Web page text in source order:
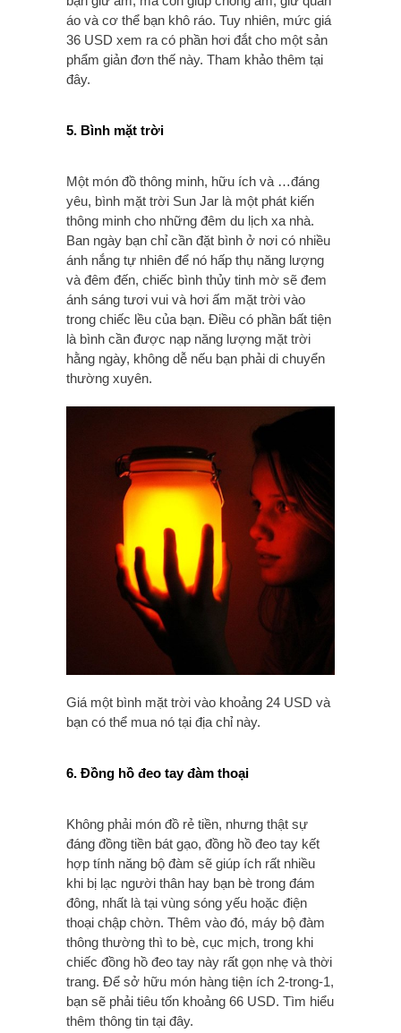
áo và cơ thể bạn khô ráo. Tuy nhiên, mức giá
36 USD xem ra có phần hơi đắt cho một sản
phẩm giản đơn thế này. Tham khảo thêm tại
đây.
5. Bình mặt trời
Một món đồ thông minh, hữu ích và …đáng
yêu, bình mặt trời Sun Jar là một phát kiến
thông minh cho những đêm du lịch xa nhà.
Ban ngày bạn chỉ cần đặt bình ở nơi có nhiều
ánh nắng tự nhiên để nó hấp thụ năng lượng
và đêm đến, chiếc bình thủy tinh mờ sẽ đem
ánh sáng tươi vui và hơi ấm mặt trời vào
trong chiếc lều của bạn. Điều có phần bất tiện
là bình cần được nạp năng lượng mặt trời
hằng ngày, không dễ nếu bạn phải di chuyển
thường xuyên.
Giá một bình mặt trời vào khoảng 24 USD và
bạn có thể mua nó tại địa chỉ này.
6. Đồng hồ đeo tay đàm thoại
Không phải món đồ rẻ tiền, nhưng thật sự
đáng đồng tiền bát gạo, đồng hồ đeo tay kết
hợp tính năng bộ đàm sẽ giúp ích rất nhiều
khi bị lạc người thân hay bạn bè trong đám
đông, nhất là tại vùng sóng yếu hoặc điện
thoại chập chờn. Thêm vào đó, máy bộ đàm
thông thường thì to bè, cục mịch, trong khi
chiếc đồng hồ đeo tay này rất gọn nhẹ và thời
trang. Để sở hữu món hàng tiện ích 2-trong-1,
bạn sẽ phải tiêu tốn khoảng 66 USD. Tìm hiểu
thêm thông tin tại đây.